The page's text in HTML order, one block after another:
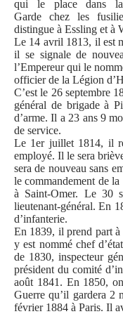
qui le place dans la
Garde chez les
distingue à Essling et à
Le 14 avril 1813, il est
il se signale de
l’Empereur qui le
officier de la Légion
C’est le 26 septembre
général de brigade à
d’arme. Il a 23 ans 9
de service.
Le 1er juillet 1814, il
employé. Il le sera
sera de nouveau sans
le commandement de
à Saint-Omer. Le 30
lieutenant-général. En
d’infanterie.
En 1839, il prend part à
y est nommé chef
de 1830, inspecteur
président du comité
août 1841. En 1850,
Guerre qu’il gardera 2
février 1884 à Paris. Il